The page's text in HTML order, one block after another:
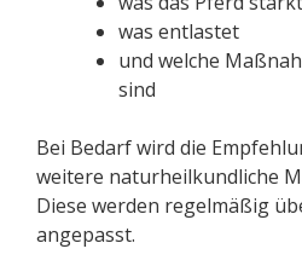
was entlastet
und welche
sind
Bei Bedarf wird die
weitere naturheilkundliche
Diese werden regelmäßig
angepasst.